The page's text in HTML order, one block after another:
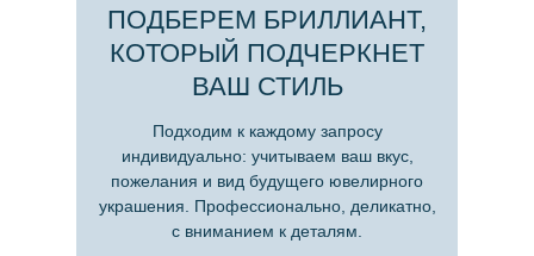
Подходим к каждому запросу
индивидуально: учитываем ваш вкус,
пожелания и вид будущего ювелирного
украшения. Профессионально, деликатно,
с вниманием к деталям.
ПОДБЕРЕМ БРИЛЛИАНТ,
КОТОРЫЙ ПОДЧЕРКНЕТ
ВАШ СТИЛЬ